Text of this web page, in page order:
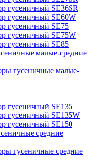
гусеничный SE36SR
гусеничный SE60W
гусеничный SE75
гусеничный SE75W
гусеничный SE85
малые-средние
гусеничные малые-
гусеничный SE135
гусеничный SE135W
гусеничный SE150
средние
гусеничные средние